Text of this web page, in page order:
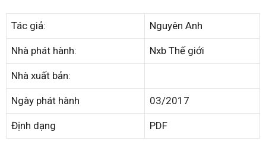
Tác giả: Nguyên Anh
Nhà phát hành: Nxb Thế giới
Nhà xuất bản:
Ngày phát hành 03/2017
Định dạng PDF